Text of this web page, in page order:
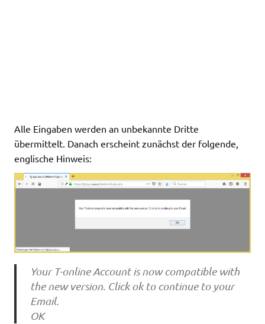
Alle Eingaben werden an unbekannte Dritte
übermittelt. Danach erscheint zunächst der folgende,
englische Hinweis:
Your T-online Account is now compatible with
the new version. Click ok to continue to your
Email.
OK